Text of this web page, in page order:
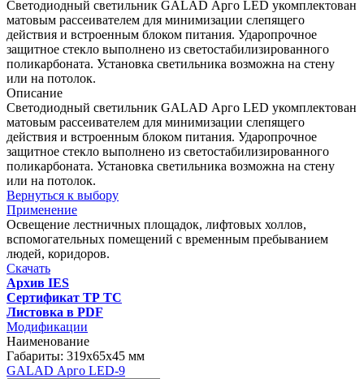
Светодиодный светильник GALAD Арго LED укомплектован
матовым рассеивателем для минимизации слепящего
действия и встроенным блоком питания. Ударопрочное
защитное стекло выполнено из светостабилизированного
поликарбоната. Установка светильника возможна на стену
или на потолок.
Описание
Светодиодный светильник GALAD Арго LED укомплектован
матовым рассеивателем для минимизации слепящего
действия и встроенным блоком питания. Ударопрочное
защитное стекло выполнено из светостабилизированного
поликарбоната. Установка светильника возможна на стену
или на потолок.
Вернуться к выбору
Применение
Освещение лестничных площадок, лифтовых холлов,
вспомогательных помещений с временным пребыванием
людей, коридоров.
Скачать
Архив IES
Сертификат ТР ТС
Листовка в PDF
Модификации
Наименование
Габариты: 319x65x45 мм
GALAD Арго LED-9